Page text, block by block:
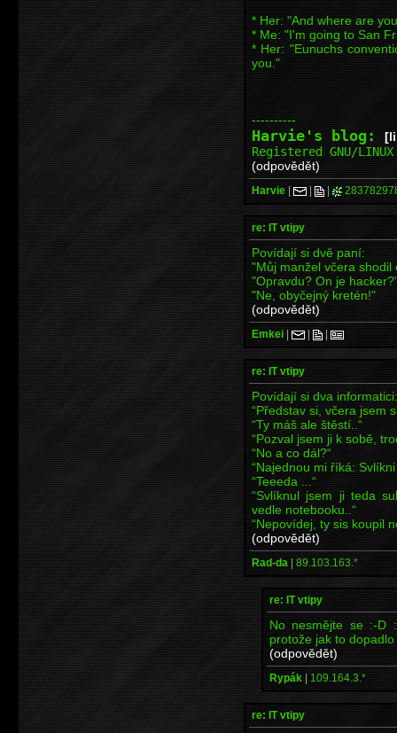
* Her: "And where are
* Me: "I'm going to San
* Her: "Eunuchs
you."
----------
Harvie's blog:
Registered GNU/
(odpovědět)
Harvie | | |
re: IT vtipy
Povídají si dvě paní:
"Můj manžel včera
"Opravdu? On je
"Ne, obyčejný kretén!"
(odpovědět)
Emkei | | |
re: IT vtipy
Povídají si dva informatici:
“Představ si, včera jsem
“Ty máš ale štěstí..“
“Pozval jsem ji k sobě,
“No a co dál?“
“Najednou mi říká: Svlíkni
“Teeeda ...“
“Svlíknul jsem ji teda
vedle notebooku..“
“Nepovídej, ty sis koupil
(odpovědět)
Rad-da | 89.103.163.*
re: IT vtipy
No nesmějte se :-D
protože jak to
(odpovědět)
Rypák | 109.164.3.*
re: IT vtipy